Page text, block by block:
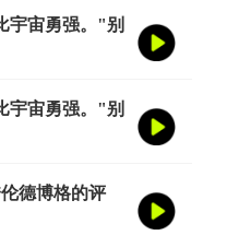
宙勇强。"别
我给您掰开了
宙勇强。"别
我给您掰开了
德博格的评
格是夏联最耀